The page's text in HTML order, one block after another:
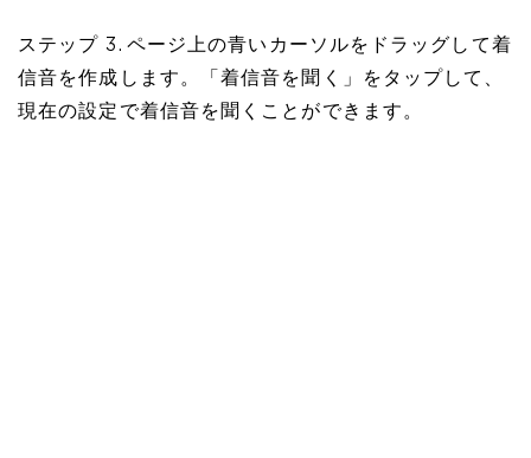
ステップ 3. ページ上の青いカーソルをドラッグして着
信音を作成します。「着信音を聞く」をタップして、
現在の設定で着信音を聞くことができます。